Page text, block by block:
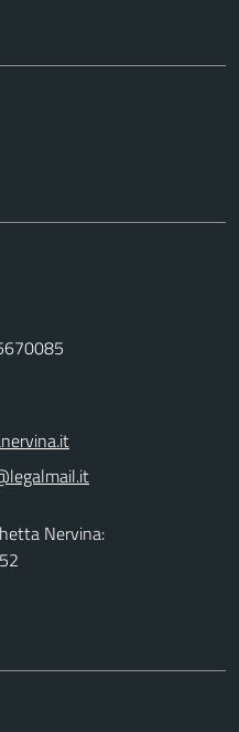
Nervina: